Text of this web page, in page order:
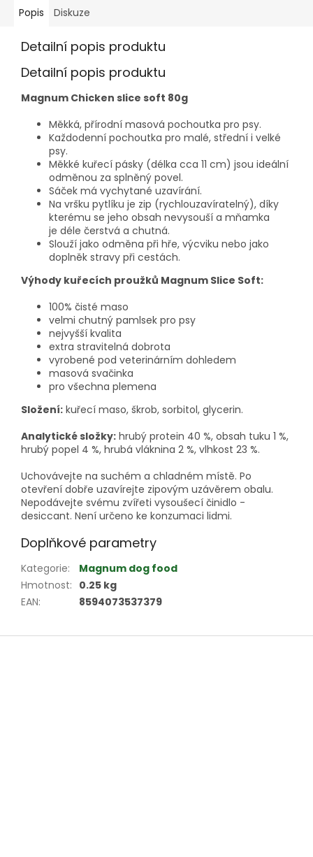
Popis Diskuze
Detailní popis produktu
Detailní popis produktu
Magnum Chicken slice soft 80g
Měkká, přírodní masová pochoutka pro psy.
Každodenní pochoutka pro malé, střední i velké
psy.
Měkké kuřecí pásky (délka cca 11 cm) jsou ideální
odměnou za splněný povel.
Sáček má vychytané uzavírání.
Na vršku pytlíku je zip (rychlouzavíratelný), díky
kterému se jeho obsah nevysouší a mňamka
je déle čerstvá a chutná.
Slouží jako odměna při hře, výcviku nebo jako
doplněk stravy při cestách.
Výhody kuřecích proužků Magnum Slice Soft:
100% čisté maso
velmi chutný pamlsek pro psy
nejvyšší kvalita
extra stravitelná dobrota
vyrobené pod veterinárním dohledem
masová svačinka
pro všechna plemena
Složení: kuřecí maso, škrob, sorbitol, glycerin.
Analytické složky: hrubý protein 40 %, obsah tuku 1 %,
hrubý popel 4 %, hrubá vláknina 2 %, vlhkost 23 %.
Uchovávejte na suchém a chladném místě. Po
otevření dobře uzavírejte zipovým uzávěrem obalu.
Nepodávejte svému zvířeti vysoušecí činidlo -
desiccant. Není určeno ke konzumaci lidmi.
Doplňkové parametry
Kategorie:
Magnum dog food
Hmotnost: 0.25 kg
EAN: 8594073537379
Z